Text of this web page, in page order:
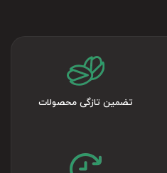
تضمین تازگی محصولات